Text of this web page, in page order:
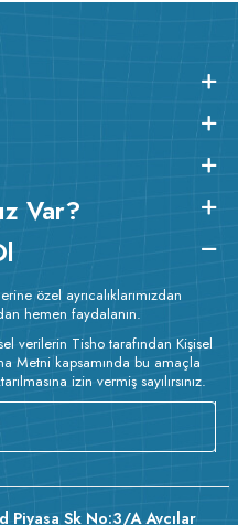
Var?
özel ayrıcalıklarımızdan
hemen faydalanın.
verilerin Tisho tarafından Kişisel
Metni kapsamında bu amaçla
izin vermiş sayılırsınız.
Piyasa Sk No:3/A Avcılar